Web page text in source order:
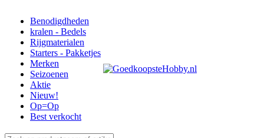
Benodigdheden
kralen - Bedels
Rijgmaterialen
Starters - Pakketjes
Merken
Seizoenen
Aktie
Nieuw!
Op=Op
Best verkocht